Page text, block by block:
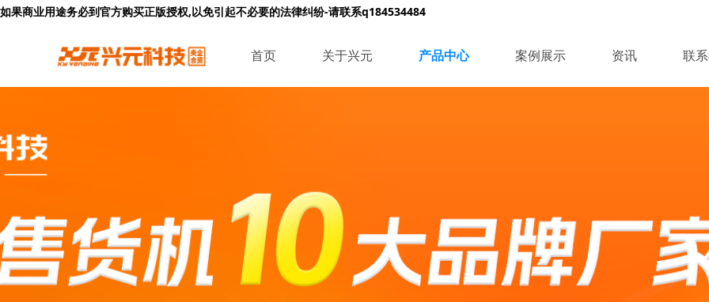
如果商业用途务必到官方购买正版授权,以免引起不必要的法律纠纷-请联系q184534484
首页 关于兴元 产品中心 案例展示 资讯 联